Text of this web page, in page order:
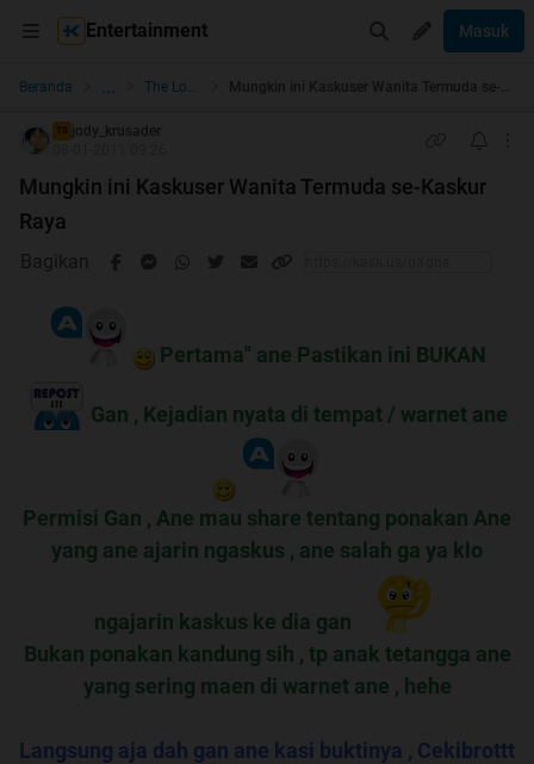
Entertainment Masuk
Beranda ... The Lounge
TS jody_krusader
Mungkin ini Kaskuser Wanita Termuda se-Kaskur
Raya
Bagikan
Pertama" ane Pastikan ini BUKAN
Gan , Kejadian nyata di tempat / warnet ane
Permisi Gan , Ane mau share tentang ponakan Ane
yang ane ajarin ngaskus , ane salah ga ya klo
ngajarin kaskus ke dia gan
Bukan ponakan kandung sih , tp anak tetangga ane
yang sering maen di warnet ane , hehe
Langsung aja dah gan ane kasi buktinya , Cekibrottt